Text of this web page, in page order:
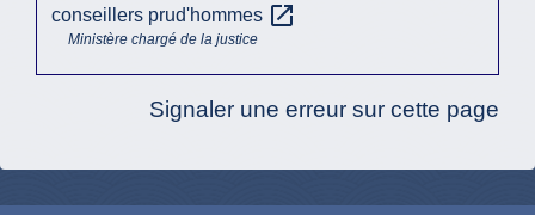
conseillers prud'hommes open_in_new
Ministère chargé de la justice
Signaler une erreur sur cette page